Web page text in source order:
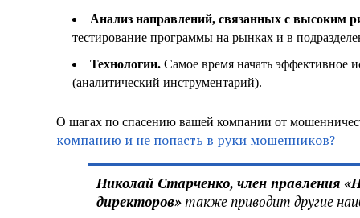
Анализ направлений, связанных с высоким
тестирование программы на рынках и в
Технологии. Cамое время начать эффективное
(аналитический инструментарий).
О шагах по спасению вашей компании от
компанию и не попасть в руки мошенников?
Николай Старченко, член правления
директоров»также приводит другие